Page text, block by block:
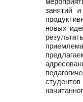
занятий
новых